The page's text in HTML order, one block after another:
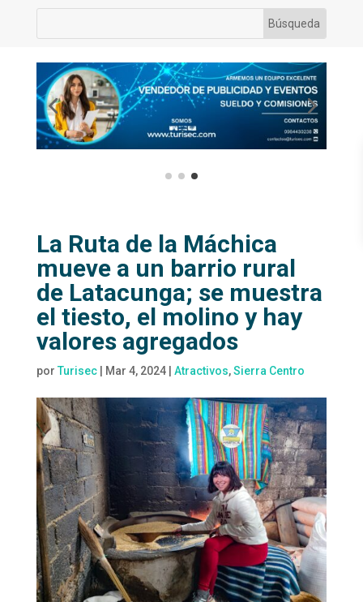
La Ruta de la Máchica
mueve a un barrio rural
de Latacunga; se muestra
el tiesto, el molino y hay
valores agregados
por Turisec| Mar 4, 2024| Atractivos,Sierra Centro